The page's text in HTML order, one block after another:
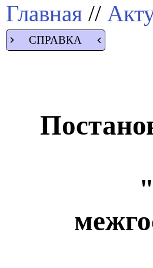
Главная //
СПРАВКА